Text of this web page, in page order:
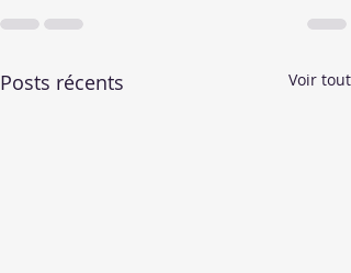
Posts récents Voir tout